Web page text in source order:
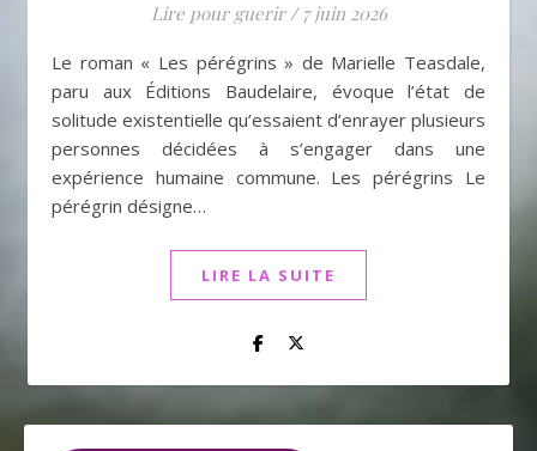
Lire pour guerir / 7 juin 2026
Le roman « Les pérégrins » de Marielle Teasdale,
paru aux Éditions Baudelaire, évoque l’état de
solitude existentielle qu’essaient d’enrayer plusieurs
personnes décidées à s’engager dans une
expérience humaine commune. Les pérégrins Le
pérégrin désigne…
LIRE LA SUITE